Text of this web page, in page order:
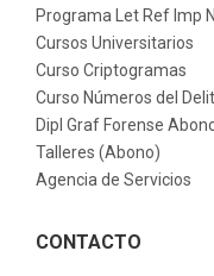
Programa Let Ref Imp
Cursos Universitarios
Curso Criptogramas
Curso Números del
Dipl Graf Forense
Talleres (Abono)
Agencia de Servicios
CONTACTO